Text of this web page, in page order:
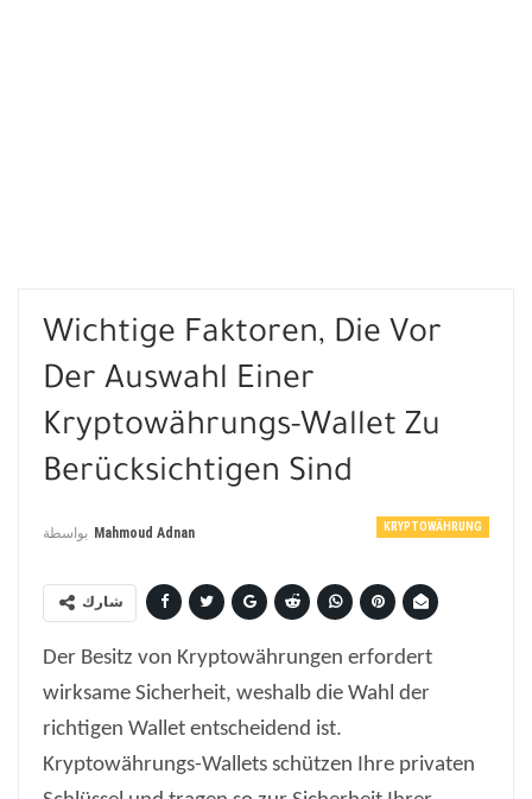
Wichtige Faktoren, Die Vor
Der Auswahl Einer
Kryptowährungs-Wallet Zu
Berücksichtigen Sind
KRYPTOWÄHRUNG
Mahmoud Adnan
شارك
Der Besitz von Kryptowährungen erfordert
wirksame Sicherheit, weshalb die Wahl der
richtigen Wallet entscheidend ist.
Kryptowährungs-Wallets schützen Ihre privaten